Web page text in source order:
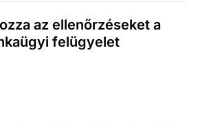
az ellenőrzéseket a
felügyelet